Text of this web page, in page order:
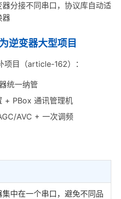
器分接不同串口，协议库自动适
器
逆变器大型项目
项目（article-162）：
统一纳管
+ PBox 通讯管理机
AVC + 一次调频
集中在一个串口，避免不同品